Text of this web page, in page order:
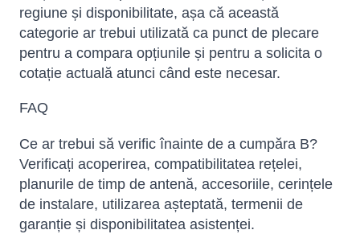
regiune și disponibilitate, așa că această
categorie ar trebui utilizată ca punct de plecare
pentru a compara opțiunile și pentru a solicita o
cotație actuală atunci când este necesar.
FAQ
Ce ar trebui să verific înainte de a cumpăra B?
Verificați acoperirea, compatibilitatea rețelei,
planurile de timp de antenă, accesoriile, cerințele
de instalare, utilizarea așteptată, termenii de
garanție și disponibilitatea asistenței.